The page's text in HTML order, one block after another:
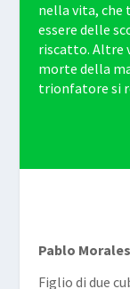
nella vita, che
essere delle
riscatto. Altre
morte della
trionfatore si
Pablo Morales
Figlio di due